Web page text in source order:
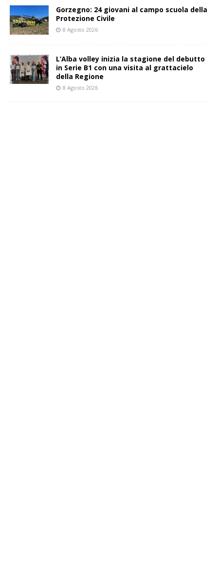
Gorzegno: 24 giovani al campo scuola della
Protezione Civile
8 Agosto 2026
L’Alba volley inizia la stagione del debutto
in Serie B1 con una visita al grattacielo
della Regione
8 Agosto 2026